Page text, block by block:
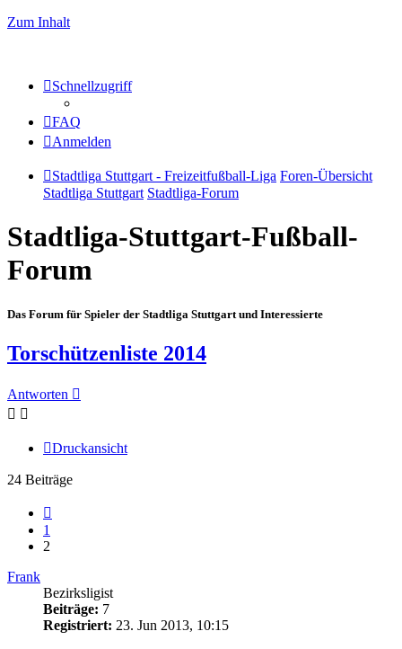
Zum Inhalt
Schnellzugriff
FAQ
Anmelden
Stadtliga Stuttgart - Freizeitfußball-Liga Foren-Übersicht
Stadtliga Stuttgart Stadtliga-Forum
Stadtliga-Stuttgart-Fußball-
Forum
Das Forum für Spieler der Stadtliga Stuttgart und Interessierte
Torschützenliste 2014
Antworten
Druckansicht
24 Beiträge
1
2
Frank
Bezirksligist
Beiträge: 7
Registriert: 23. Jun 2013, 10:15